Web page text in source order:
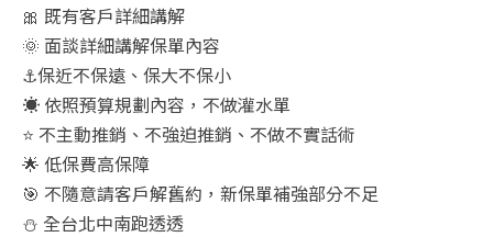
🎀 既有客戶詳細講解
🌞 面談詳細講解保單內容
⚓保近不保遠、保大不保小
☀️ 依照預算規劃內容，不做灌水單
⭐ 不主動推銷、不強迫推銷、不做不實話術
🌟 低保費高保障
🎯 不隨意請客戶解舊約，新保單補強部分不足
⛄ 全台北中南跑透透